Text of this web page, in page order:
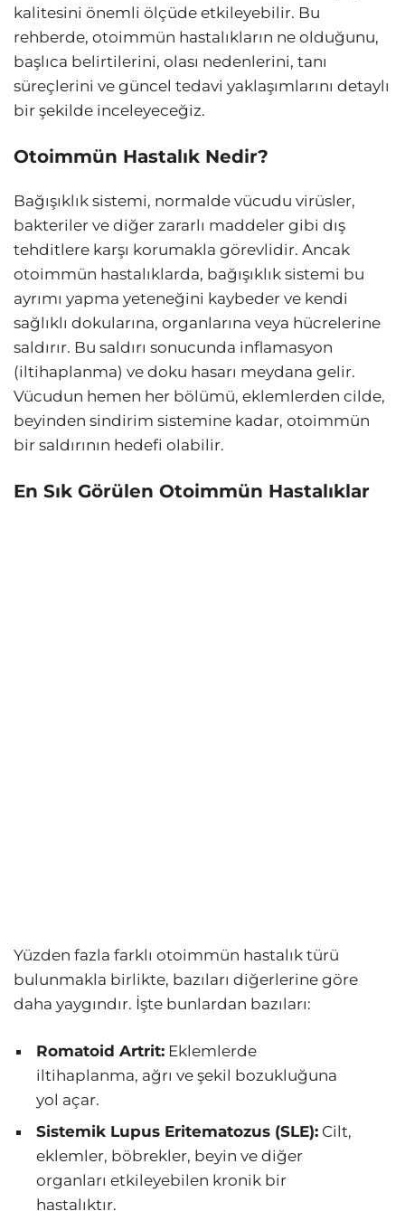
kalitesini önemli ölçüde etkileyebilir. Bu
rehberde, otoimmün hastalıkların ne olduğunu,
başlıca belirtilerini, olası nedenlerini, tanı
süreçlerini ve güncel tedavi yaklaşımlarını detaylı
bir şekilde inceleyeceğiz.
Otoimmün Hastalık Nedir?
Bağışıklık sistemi, normalde vücudu virüsler,
bakteriler ve diğer zararlı maddeler gibi dış
tehditlere karşı korumakla görevlidir. Ancak
otoimmün hastalıklarda, bağışıklık sistemi bu
ayrımı yapma yeteneğini kaybeder ve kendi
sağlıklı dokularına, organlarına veya hücrelerine
saldırır. Bu saldırı sonucunda inflamasyon
(iltihaplanma) ve doku hasarı meydana gelir.
Vücudun hemen her bölümü, eklemlerden cilde,
beyinden sindirim sistemine kadar, otoimmün
bir saldırının hedefi olabilir.
En Sık Görülen Otoimmün Hastalıklar
Yüzden fazla farklı otoimmün hastalık türü
bulunmakla birlikte, bazıları diğerlerine göre
daha yaygındır. İşte bunlardan bazıları:
Romatoid Artrit: Eklemlerde
iltihaplanma, ağrı ve şekil bozukluğuna
yol açar.
Sistemik Lupus Eritematozus (SLE): Cilt,
eklemler, böbrekler, beyin ve diğer
organları etkileyebilen kronik bir
hastalıktır.